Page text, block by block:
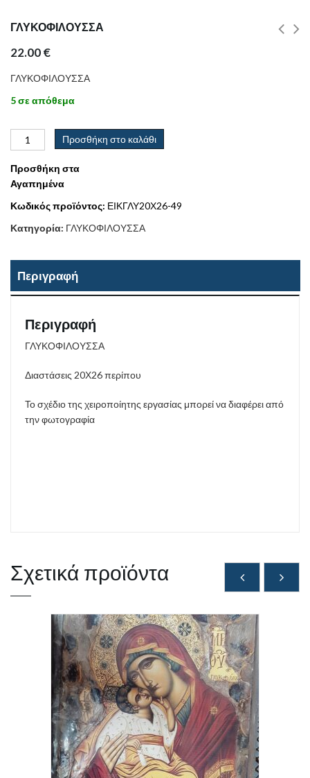
ΓΛΥΚΟΦΙΛΟΥΣΣΑ
22.00€
ΓΛΥΚΟΦΙΛΟΥΣΣΑ
5 σε απόθεμα
Προσθήκη στο καλάθι
Προσθήκη στα
Αγαπημένα
Κωδικός προϊόντος: ΕΙΚΓΛΥ20Χ26-49
Κατηγορία: ΓΛΥΚΟΦΙΛΟΥΣΣΑ
Περιγραφή
Περιγραφή
ΓΛΥΚΟΦΙΛΟΥΣΣΑ
Διαστάσεις 20Χ26 περίπου
Το σχέδιο της χειροποίητης εργασίας μπορεί να διαφέρει από
την φωτογραφία
Σχετικά προϊόντα